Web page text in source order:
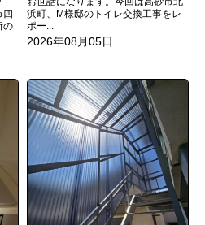
四
の
浜町、M様邸のトイレ交換工事をレ
ポー...
2026年08月05日